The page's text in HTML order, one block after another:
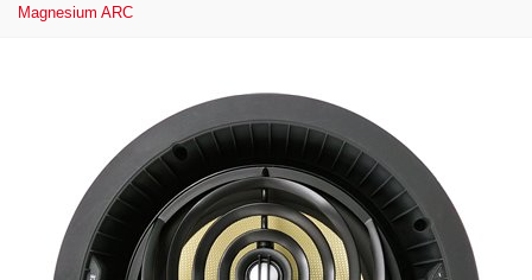
Magnesium ARC